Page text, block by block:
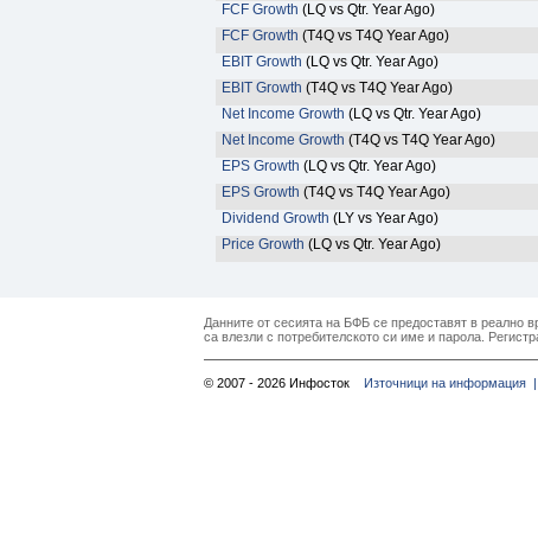
FCF Growth (LQ vs Qtr. Year Ago)
FCF Growth (T4Q vs T4Q Year Ago)
EBIT Growth (LQ vs Qtr. Year Ago)
EBIT Growth (T4Q vs T4Q Year Ago)
Net Income Growth (LQ vs Qtr. Year Ago)
Net Income Growth (T4Q vs T4Q Year Ago)
EPS Growth (LQ vs Qtr. Year Ago)
EPS Growth (T4Q vs T4Q Year Ago)
Dividend Growth (LY vs Year Ago)
Price Growth (LQ vs Qtr. Year Ago)
Данните от сесията на БФБ се предоставят в реално
са влезли с потребителското си име и парола.
© 2007 - 2026 Инфосток Източници на информация |